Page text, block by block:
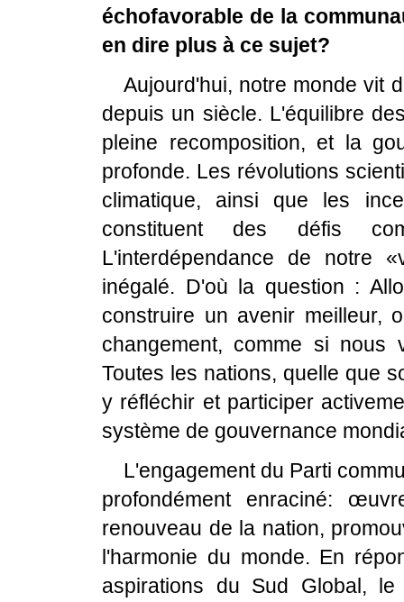
échofavorable de la
en dire plus à ce sujet?
Aujourd'hui, notre monde vit
depuis un siècle. L'équilibre
pleine recomposition, et la
profonde. Les révolutions
climatique, ainsi que les
constituent des défis
L'interdépendance de notre
inégalé. D'où la question :
construire un avenir meilleur,
changement, comme si
Toutes les nations, quelle que
y réfléchir et participer
système de gouvernance
L'engagement du Parti
profondément enraciné:
renouveau de la nation,
l'harmonie du monde. En
aspirations du Sud Global,